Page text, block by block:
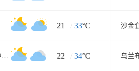
21 / 33°C 沙金
沙漠林业实验中心农场 22 / 34°C 乌兰